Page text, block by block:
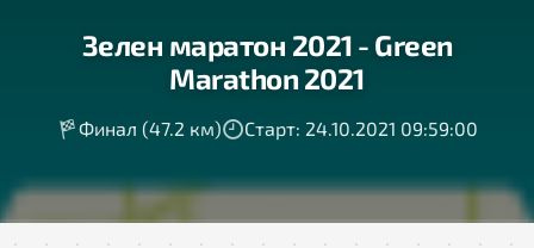
Зелен маратон 2021 - Green
Marathon 2021
Финал (47.2 км) Старт: 24.10.2021 09:59:00